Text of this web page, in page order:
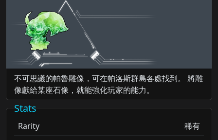
不可思議的帕魯雕像，可在帕洛斯群島各處找到。 將雕
像獻給某座石像，就能強化玩家的能力。
Stats
Rarity
稀有